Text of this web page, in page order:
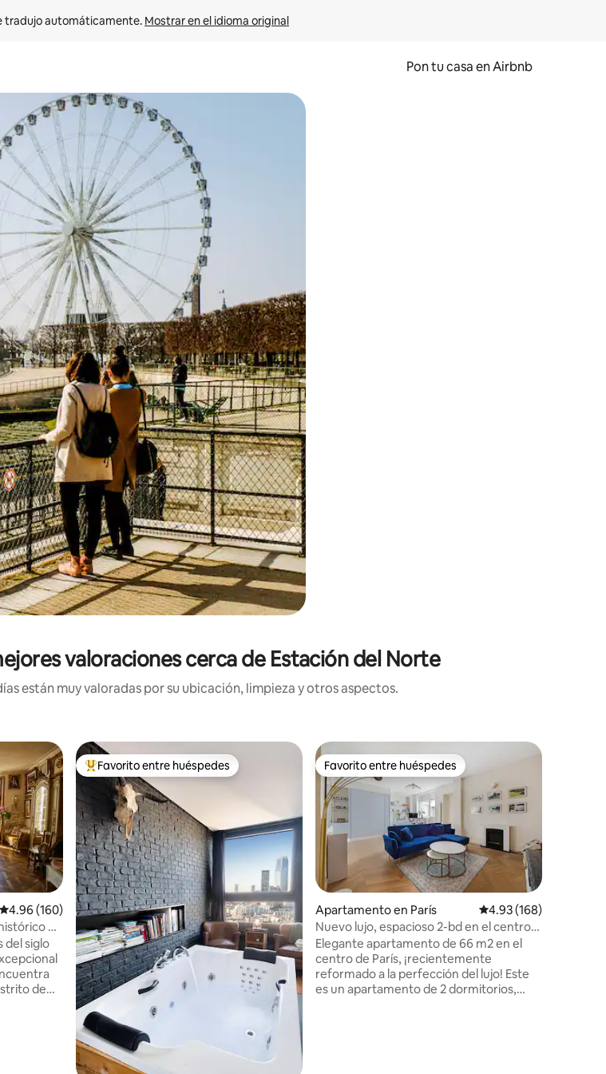
tradujo automáticamente. Mostrar en el idioma original
Pon tu casa en Airbnb
arriba y hacia abajo o explora con el tacto o desliza el dedo.
valoraciones cerca de Estación del Norte
están muy valoradas por su ubicación, limpieza y otros aspectos.
Calificación promedio: 4.96 de 5, 160 reseñas
4.96 (160)
en
del siglo
de
Favorito entre huéspedes preferido
Favorito entre huéspedes Favorito entre huéspedes
Favorito entre huéspedes
Apartamento en París Calificación promedio:
4.93 (168)
Nuevo lujo, espacioso 2-bd en el centro
de París
Elegante apartamento de 66 m2 en el
centro de París, ¡recientemente
reformado a la perfección del lujo! Este
es un apartamento de 2 dormitorios,